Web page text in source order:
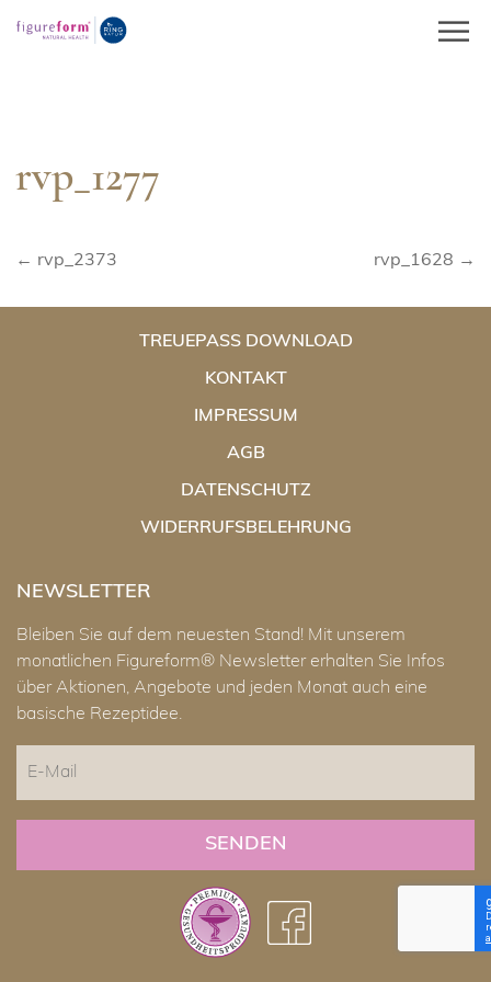
zum
rvp_1277
Beitragsnavigation
← rvp_2373 rvp_1628 →
TREUEPASS DOWNLOAD
KONTAKT
IMPRESSUM
AGB
DATENSCHUTZ
WIDERRUFSBELEHRUNG
NEWSLETTER
Bleiben Sie auf dem neuesten Stand! Mit unserem
monatlichen Figureform® Newsletter erhalten Sie Infos
über Aktionen, Angebote und jeden Monat auch eine
basische Rezeptidee.
Mail
CAPTCHA